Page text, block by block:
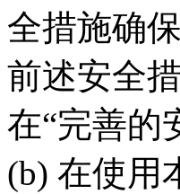
全措施确
前述安全
在“完善的
(b) 在使用